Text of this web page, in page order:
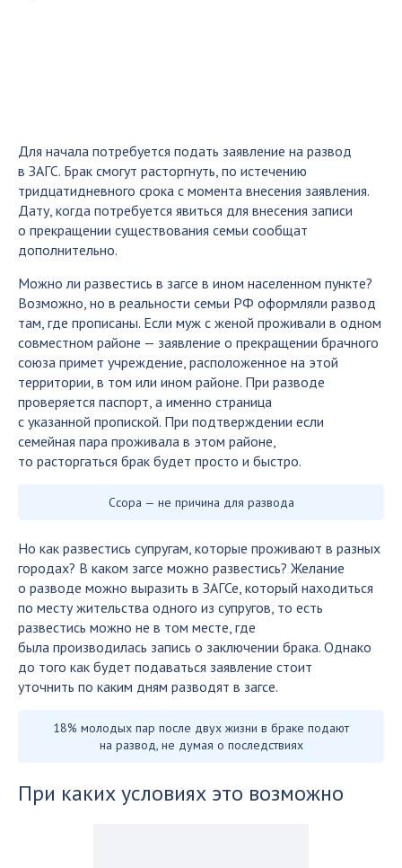
Для начала потребуется подать заявление на развод
в ЗАГС. Брак смогут расторгнуть, по истечению
тридцатидневного срока с момента внесения заявления.
Дату, когда потребуется явиться для внесения записи
о прекращении существования семьи сообщат
дополнительно.
Можно ли развестись в загсе в ином населенном пункте?
Возможно, но в реальности семьи РФ оформляли развод
там, где прописаны. Если муж с женой проживали в одном
совместном районе — заявление о прекращении брачного
союза примет учреждение, расположенное на этой
территории, в том или ином районе. При разводе
проверяется паспорт, а именно страница
с указанной пропиской. При подтверждении если
семейная пара проживала в этом районе,
то расторгаться брак будет просто и быстро.
Ссора — не причина для развода
Но как развестись супругам, которые проживают в разных
городах? В каком загсе можно развестись? Желание
о разводе можно выразить в ЗАГСе, который находиться
по месту жительства одного из супругов, то есть
развестись можно не в том месте, где
была производилась запись о заключении брака. Однако
до того как будет подаваться заявление стоит
уточнить по каким дням разводят в загсе.
18% молодых пар после двух жизни в браке подают
на развод, не думая о последствиях
При каких условиях это возможно